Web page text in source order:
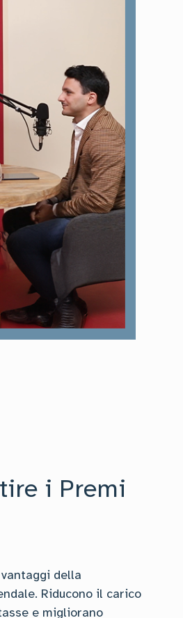
i Premi
della
Riducono il carico
e migliorano